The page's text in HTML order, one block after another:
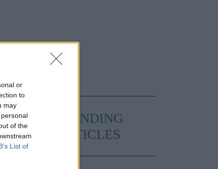
or
to
may
of the
List of
TRENDING
ARTICLES